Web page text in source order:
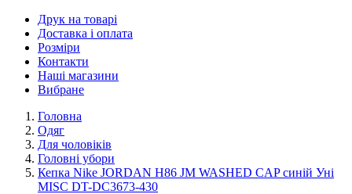
Друк на товарі
Доставка і оплата
Розміри
Контакти
Наші магазини
Вибране
Головна
Одяг
Для чоловіків
Головні убори
Кепка Nike JORDAN H86 JM WASHED CAP синій Уні
MISC DT-DC3673-430